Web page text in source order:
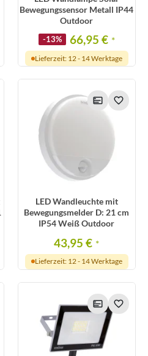
Bewegungssensor Metall IP44
Outdoor
-13% 66,95 € *
Lieferzeit: 12 - 14 Werktage
LED Wandleuchte mit
Bewegungsmelder D: 21 cm
IP54 Weiß Outdoor
43,95 € *
Lieferzeit: 12 - 14 Werktage